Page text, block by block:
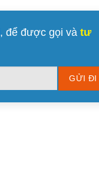
, để được gọi và tư
Please
this